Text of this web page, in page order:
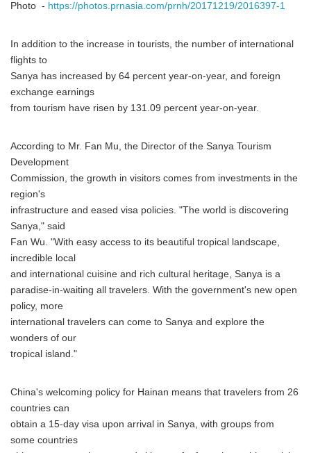
Photo - https://photos.prnasia.com/prnh/20171219/2016397-1
In addition to the increase in tourists, the number of international
flights to
Sanya has increased by 64 percent year-on-year, and foreign
exchange earnings
from tourism have risen by 131.09 percent year-on-year.
According to Mr. Fan Mu, the Director of the Sanya Tourism
Development
Commission, the growth in visitors comes from investments in the
region's
infrastructure and eased visa policies. "The world is discovering
Sanya," said
Fan Wu. "With easy access to its beautiful tropical landscape,
incredible local
and international cuisine and rich cultural heritage, Sanya is a
paradise-in-waiting all travelers. With the government's new open
policy, more
international travelers can come to Sanya and explore the
wonders of our
tropical island."
China's welcoming policy for Hainan means that travelers from 26
countries can
obtain a 15-day visa upon arrival in Sanya, with groups from
some countries